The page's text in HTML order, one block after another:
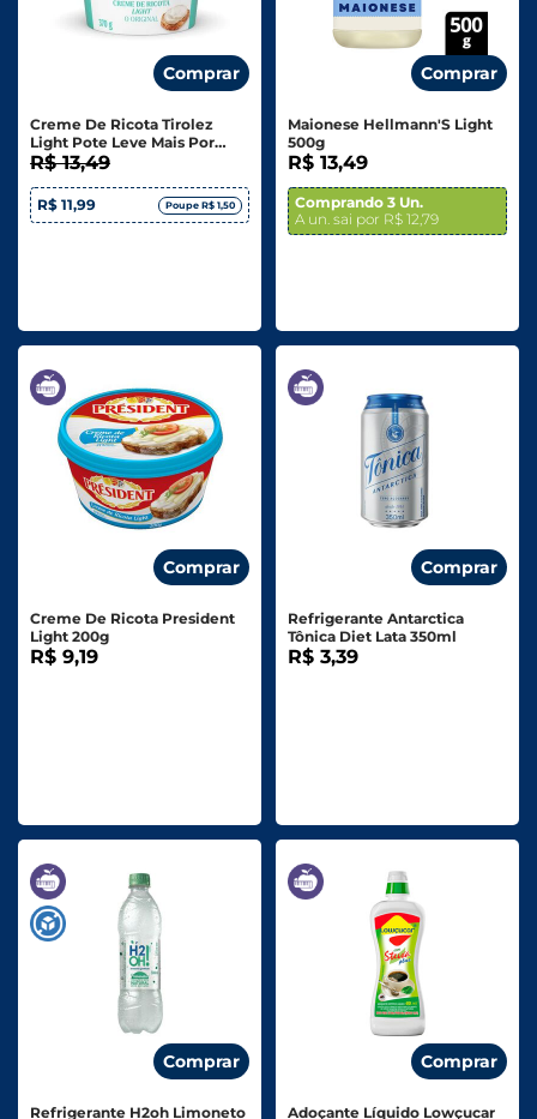
Comprar
Creme De Ricota Tirolez
Light Pote Leve Mais Por
Menos 370g
R$ 13,49
R$ 11,99 Poupe R$ 1,50
Comprar
Maionese Hellmann'S Light
500g
R$ 13,49
Comprando 3 Un.
A un. sai por R$ 12,79
Comprar
Creme De Ricota President
Light 200g
R$ 9,19
Comprar
Refrigerante Antarctica
Tônica Diet Lata 350ml
R$ 3,39
Comprar
Refrigerante H2oh Limoneto
Comprar
Adoçante Líquido Lowçucar